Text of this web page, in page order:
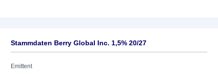
Stammdaten Berry Global Inc. 1,5% 20/27
Emittent